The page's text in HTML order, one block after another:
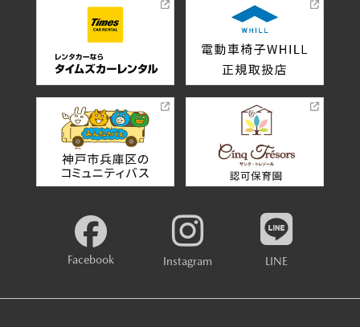
Facebook Instagram LINE